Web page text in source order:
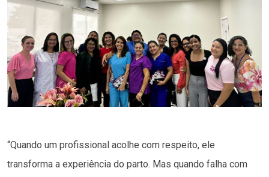
“Quando um profissional acolhe com respeito, ele
transforma a experiência do parto. Mas quando falha com